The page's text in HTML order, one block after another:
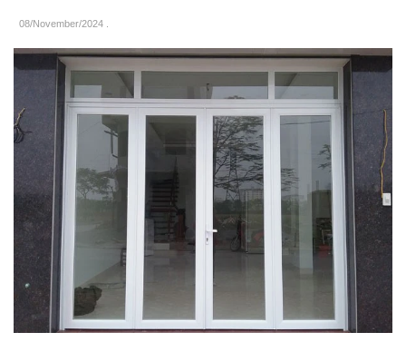
08/November/2024